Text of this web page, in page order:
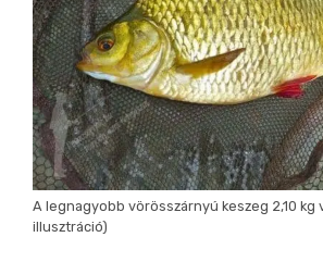
A legnagyobb vörösszárnyú keszeg 2,10 kg
illusztráció)